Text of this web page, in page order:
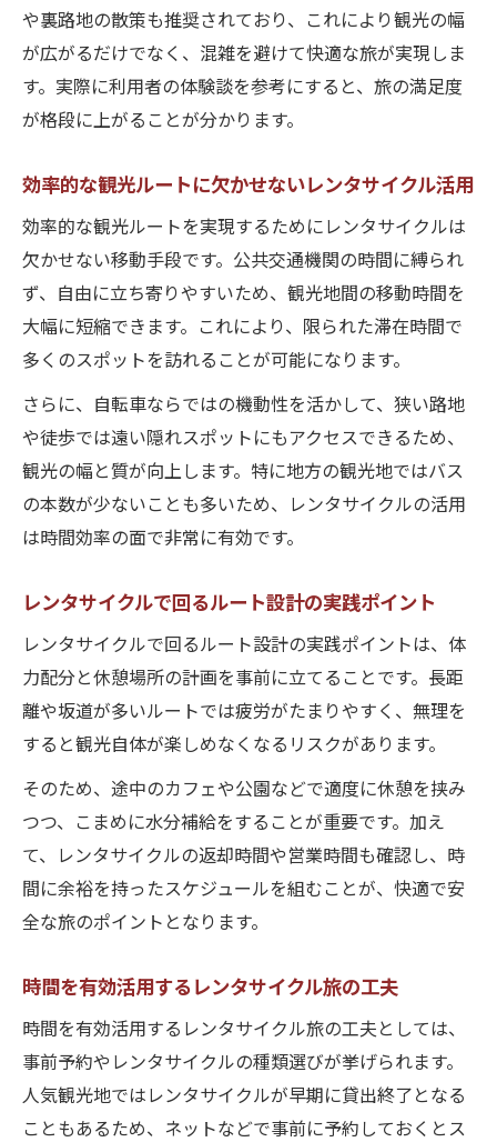
や裏路地の散策も推奨されており、これにより観光の幅
が広がるだけでなく、混雑を避けて快適な旅が実現しま
す。実際に利用者の体験談を参考にすると、旅の満足度
が格段に上がることが分かります。
効率的な観光ルートに欠かせないレンタサイクル活用
効率的な観光ルートを実現するためにレンタサイクルは
欠かせない移動手段です。公共交通機関の時間に縛られ
ず、自由に立ち寄りやすいため、観光地間の移動時間を
大幅に短縮できます。これにより、限られた滞在時間で
多くのスポットを訪れることが可能になります。
さらに、自転車ならではの機動性を活かして、狭い路地
や徒歩では遠い隠れスポットにもアクセスできるため、
観光の幅と質が向上します。特に地方の観光地ではバス
の本数が少ないことも多いため、レンタサイクルの活用
は時間効率の面で非常に有効です。
レンタサイクルで回るルート設計の実践ポイント
レンタサイクルで回るルート設計の実践ポイントは、体
力配分と休憩場所の計画を事前に立てることです。長距
離や坂道が多いルートでは疲労がたまりやすく、無理を
すると観光自体が楽しめなくなるリスクがあります。
そのため、途中のカフェや公園などで適度に休憩を挟み
つつ、こまめに水分補給をすることが重要です。加え
て、レンタサイクルの返却時間や営業時間も確認し、時
間に余裕を持ったスケジュールを組むことが、快適で安
全な旅のポイントとなります。
時間を有効活用するレンタサイクル旅の工夫
時間を有効活用するレンタサイクル旅の工夫としては、
事前予約やレンタサイクルの種類選びが挙げられます。
人気観光地ではレンタサイクルが早期に貸出終了となる
こともあるため、ネットなどで事前に予約しておくとス